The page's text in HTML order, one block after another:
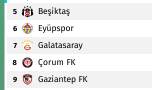
5 Beşiktaş
6 Eyüpspor
7 Galatasaray
8 Çorum FK
9 Gaziantep FK